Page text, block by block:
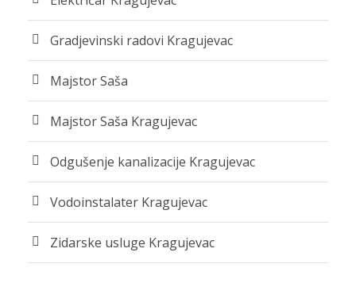
Gradjevinski radovi Kragujevac
Majstor Saša
Majstor Saša Kragujevac
Odgušenje kanalizacije Kragujevac
Vodoinstalater Kragujevac
Zidarske usluge Kragujevac